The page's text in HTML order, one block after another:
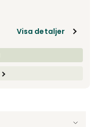
Visa detaljer